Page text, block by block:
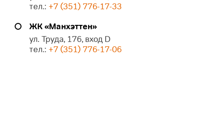
тел.: +7 (351) 776-17-33
ЖК «Манхэттен»
ул. Труда, 176, вход D
тел.: +7 (351) 776-17-06